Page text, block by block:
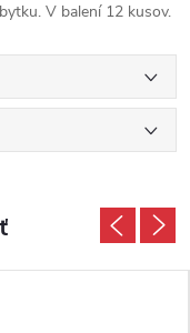
V balení 12 kusov.